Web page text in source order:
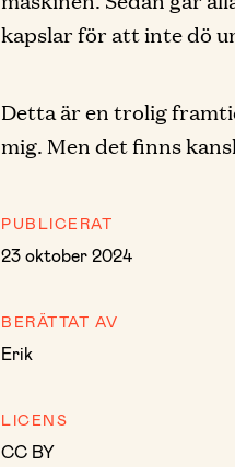
kapslar för att inte dö
Detta är en trolig
mig. Men det finns
PUBLICERAT
23 oktober 2024
BERÄTTAT AV
Erik
LICENS
CC BY